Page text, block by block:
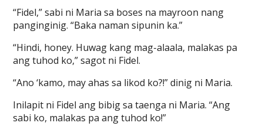
“Fidel,” sabi ni Maria sa boses na mayroon nang
panginginig. “Baka naman sipunin ka.”
“Hindi, honey. Huwag kang mag-alaala, malakas pa
ang tuhod ko,” sagot ni Fidel.
“Ano ‘kamo, may ahas sa likod ko?!” dinig ni Maria.
Inilapit ni Fidel ang bibig sa taenga ni Maria. “Ang
sabi ko, malakas pa ang tuhod ko!”